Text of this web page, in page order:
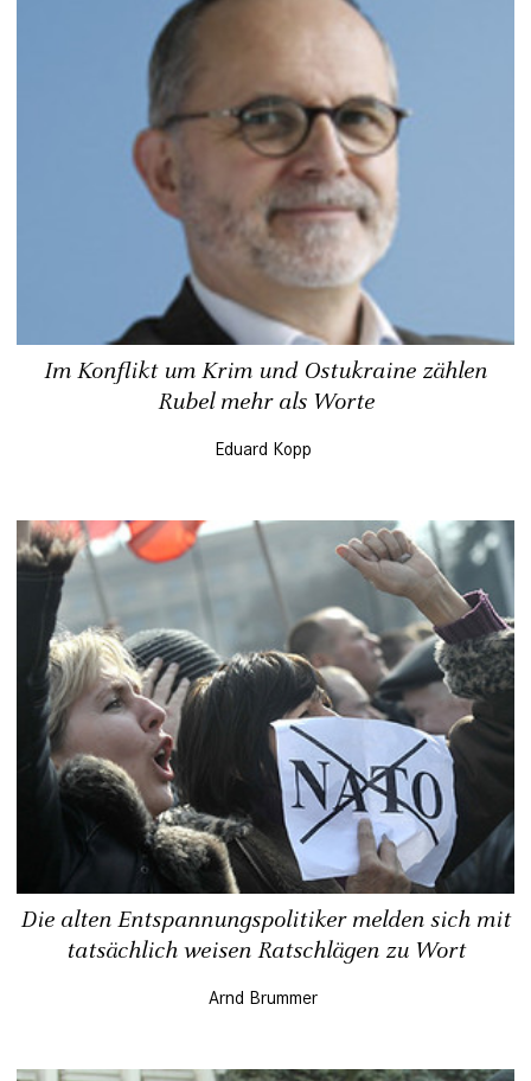
Im Konflikt um Krim und Ostukraine zählen
Rubel mehr als Worte
Eduard Kopp
Die alten Entspannungspolitiker melden sich mit
tatsächlich weisen Ratschlägen zu Wort
Arnd Brummer